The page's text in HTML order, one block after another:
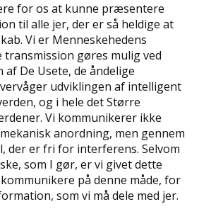
for os at kunne præsentere
til alle jer, der er så heldige at
Vi er Menneskehedens
transmission gøres mulig ved
De Usete, de åndelige
udviklingen af intelligent
og i hele det Større
Vi kommunikerer ikke
anordning, men gennem
der er fri for interferens. Selvom
som I gør, er vi givet dette
på denne måde, for
som vi må dele med jer.